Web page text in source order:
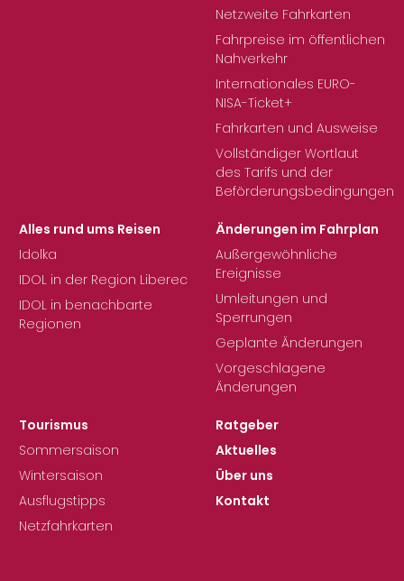
Netzweite Fahrkarten
Fahrpreise im öffentlichen
Nahverkehr
Internationales EURO-
NISA-Ticket+
Fahrkarten und Ausweise
Vollständiger Wortlaut
des Tarifs und der
Beförderungsbedingungen
Alles rund ums Reisen
Idolka
IDOL in der Region Liberec
IDOL in benachbarte
Regionen
Änderungen im Fahrplan
Außergewöhnliche
Ereignisse
Umleitungen und
Sperrungen
Geplante Änderungen
Vorgeschlagene
Änderungen
Tourismus
Sommersaison
Wintersaison
Ausflugstipps
Netzfahrkarten
Ratgeber
Aktuelles
Über uns
Kontakt